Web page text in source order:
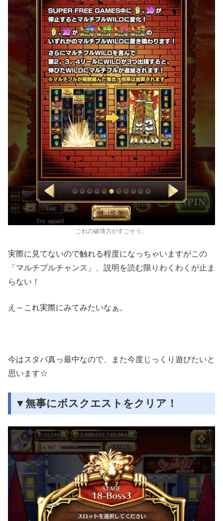
これの破壊力がすごそう。
実際に見てないので触れる程度になっちゃいますがこの
「マルチプルチャンス」、説明を読む限りわくわくが止ま
らない！
え～これ実際にみてみたいなぁ。
今はスタバ真っ最中なので、また今度じっくり遊びたいと
思います☆
▼無事にボスクエストをクリア！